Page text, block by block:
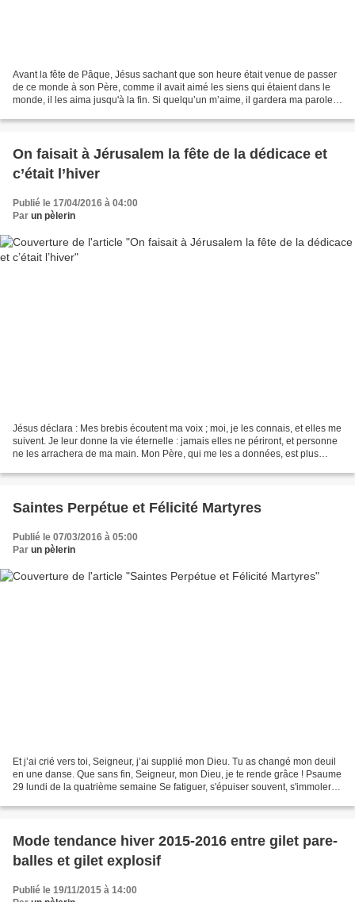
Avant la fête de Pâque, Jésus sachant que son heure était venue de passer
de ce monde à son Père, comme il avait aimé les siens qui étaient dans le
monde, il les aima jusqu'à la fin. Si quelqu’un m’aime, il gardera ma parole,
On faisait à Jérusalem la fête de la dédicace et
c’était l’hiver
Publié le 17/04/2016 à 04:00
Par un pèlerin
Jésus déclara : Mes brebis écoutent ma voix ; moi, je les connais, et elles me
suivent. Je leur donne la vie éternelle : jamais elles ne périront, et personne
ne les arrachera de ma main. Mon Père, qui me les a données, est plus
Saintes Perpétue et Félicité Martyres
Publié le 07/03/2016 à 05:00
Par un pèlerin
Et j’ai crié vers toi, Seigneur, j’ai supplié mon Dieu. Tu as changé mon deuil
en une danse. Que sans fin, Seigneur, mon Dieu, je te rende grâce ! Psaume
29 lundi de la quatrième semaine Se fatiguer, s'épuiser souvent, s'immoler
Mode tendance hiver 2015-2016 entre gilet pare-
balles et gilet explosif
Publié le 19/11/2015 à 14:00